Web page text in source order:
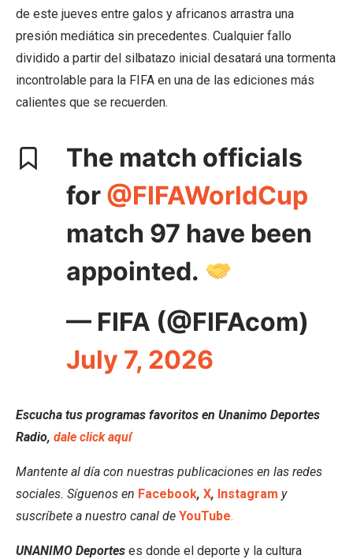
de este jueves entre galos y africanos arrastra una
presión mediática sin precedentes. Cualquier fallo
dividido a partir del silbatazo inicial desatará una tormenta
incontrolable para la FIFA en una de las ediciones más
calientes que se recuerden.
The match officials
for @FIFAWorldCup
match 97 have been
appointed.
— FIFA (@FIFAcom)
July 7, 2026
Escucha tus programas favoritos en Unanimo Deportes
Radio, dale click aquí
Mantente al día con nuestras publicaciones en las redes
sociales. Síguenos en Facebook, X, Instagram y
suscríbete a nuestro canal de YouTube.
UNANIMO Deportes es donde el deporte y la cultura